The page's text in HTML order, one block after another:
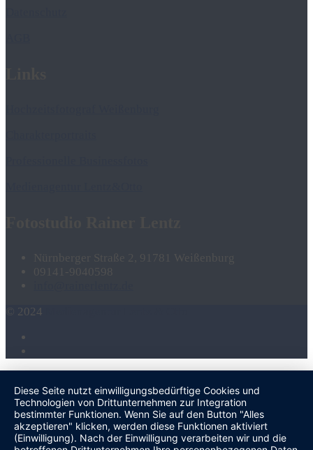
Nürnberger Straße 2, 91781 Weißenburg
09141-9040598
© 2024
Diese Seite nutzt einwilligungsbedürftige Cookies und
Technologien von Drittunternehmen zur Integration
bestimmter Funktionen. Wenn Sie auf den Button "Alles
akzeptieren" klicken, werden diese Funktionen aktiviert
(Einwilligung). Nach der Einwilligung verarbeiten wir und die